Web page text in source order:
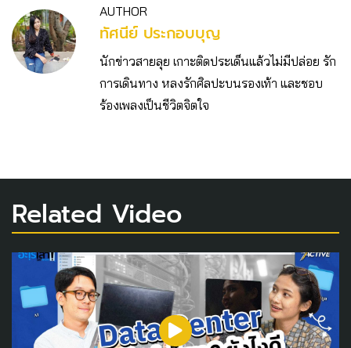
AUTHOR
ทัศนีย์ ประกอบบุญ
นักข่าวสายลุย เกาะติดประเด็นแล้วไม่มีปล่อย รัก
การเดินทาง หลงรักศิลปะบนรองเท้า และชอบ
ร้องเพลงเป็นชีวิตจิตใจ
Related Video